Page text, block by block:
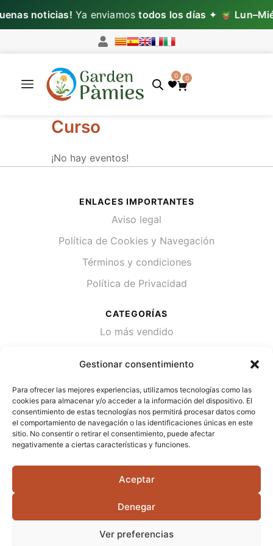
Gestionar consentimiento
Para ofrecer las mejores experiencias, utilizamos tecnologías como las
cookies para almacenar y/o acceder a la información del dispositivo. El
consentimiento de estas tecnologías nos permitirá procesar datos como
el comportamiento de navegación o las identificaciones únicas en este
sitio. No consentir o retirar el consentimiento, puede afectar
negativamente a ciertas características y funciones.
Aceptar
Denegar
Ver preferencias
noticias!Ya enviamostodos los días✦
0 0
Curso
¡No hay eventos!
ENLACES IMPORTANTES
Aviso legal
Política de Cookies y Navegación
Términos y condiciones
Política de Privacidad
CATEGORÍAS
Lo más vendido
Desinfección de agua
CONTACTA
Cami Primera Marrada, SN, 25600, Balaguer
info@jardipamies.com
621 238 242